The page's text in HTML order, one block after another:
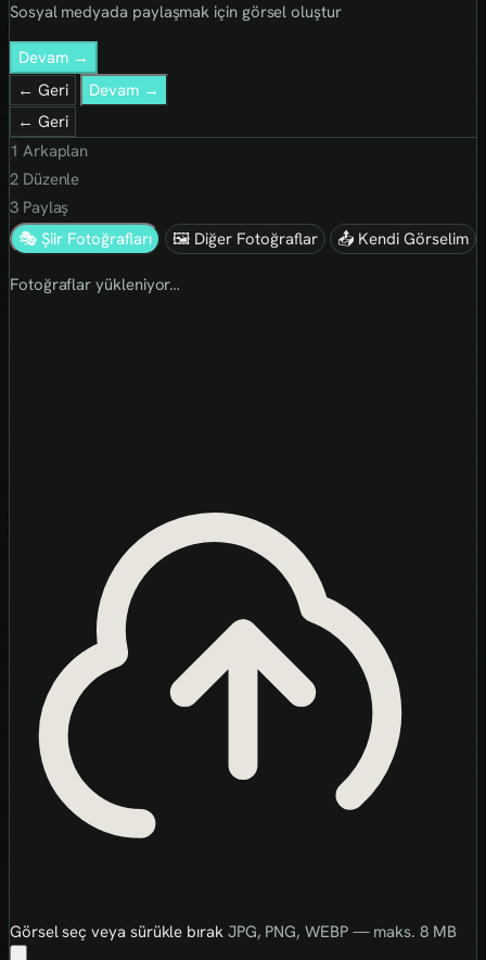
Sosyal medyada paylaşmak için görsel oluştur
Devam →
← Geri
Devam →
← Geri
1 Arkaplan
2Düzenle
3Paylaş
🎭 Şiir Fotoğrafları
🖼 Diğer Fotoğraflar 📤 Kendi Görselim
Fotoğraflar yükleniyor…
Görsel seç veya sürükle bırak JPG, PNG, WEBP — maks. 8 MB